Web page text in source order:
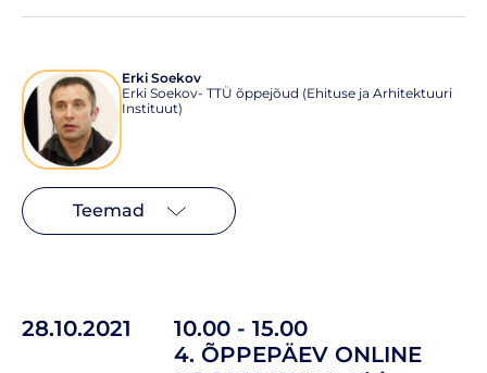
Erki Soekov
Erki Soekov- TTÜ õppejõud (Ehituse ja Arhitektuuri
Instituut)
Teemad
28.10.2021
10.00 - 15.00
4. ÕPPEPÄEV ONLINE